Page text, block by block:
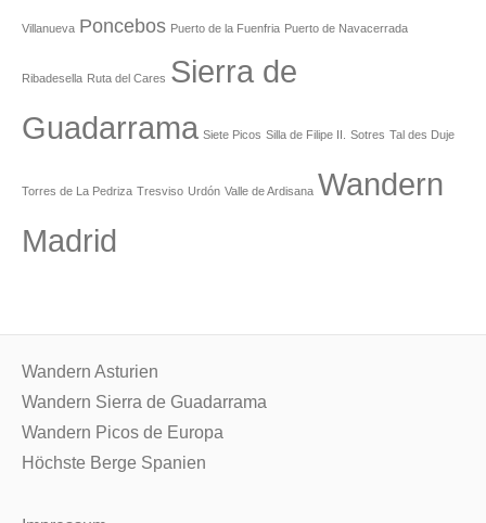
Villanueva Poncebos Puerto de la Fuenfria Puerto de Navacerrada
Ribadesella Ruta del Cares Sierra de
Guadarrama Siete Picos Silla de Filipe II. Sotres Tal des Duje
Torres de La Pedriza Tresviso Urdón Valle de Ardisana Wandern
Madrid
Wandern Asturien
Wandern Sierra de Guadarrama
Wandern Picos de Europa
Höchste Berge Spanien